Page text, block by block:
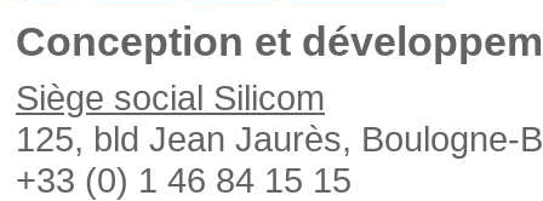
Conception et
Siège social Silicom
125, bld Jean Jaurès, Boulogne-
+33 (0) 1 46 84 15 15